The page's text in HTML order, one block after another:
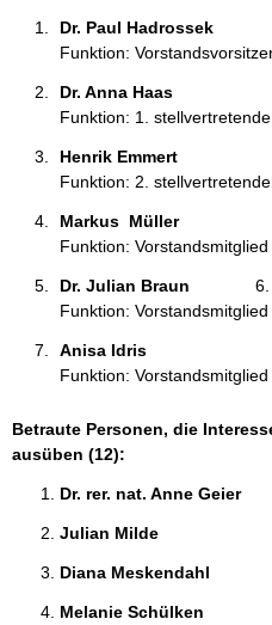
Dr. Paul Hadrossek
Funktion:
Dr. Anna Haas
Funktion: 1.
Henrik Emmert
Funktion: 2.
Markus  Müller
Funktion:
Dr. Julian Braun
Funktion: Vorstandsmitglied
Anisa Idris
Funktion: Vorstandsmitglied
Betraute Personen, die
ausüben (12):
Dr. rer. nat. Anne Geier
Julian Milde
Diana Meskendahl
Melanie Schülken